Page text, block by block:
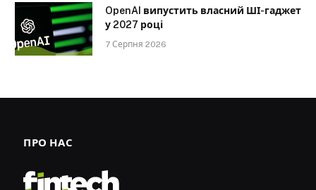
OpenAI випустить власний ШІ-гаджет
у 2027 році
7 Серпня 2026
ПРО НАС